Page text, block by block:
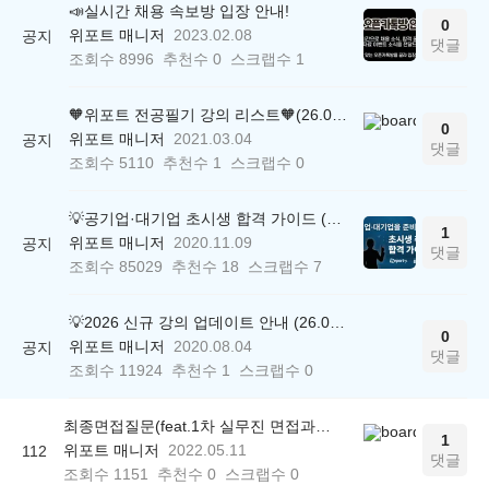
공지
📣실시간 채용 속보방 입장 안내!
위포트 매니저
2023.02.08
조회수 8996 추천수 0 스크랩수 1
0
댓글
공지
위포트 매니저
2021.03.04
조회수 5110 추천수 1 스크랩수 0
0
댓글
공지
위포트 매니저
2020.11.09
조회수 85029 추천수 18 스크랩수 7
1
댓글
공지
위포트 매니저
2020.08.04
조회수 11924 추천수 1 스크랩수 0
0
댓글
112
위포트 매니저
2022.05.11
조회수 1151 추천수 0 스크랩수 0
1
댓글